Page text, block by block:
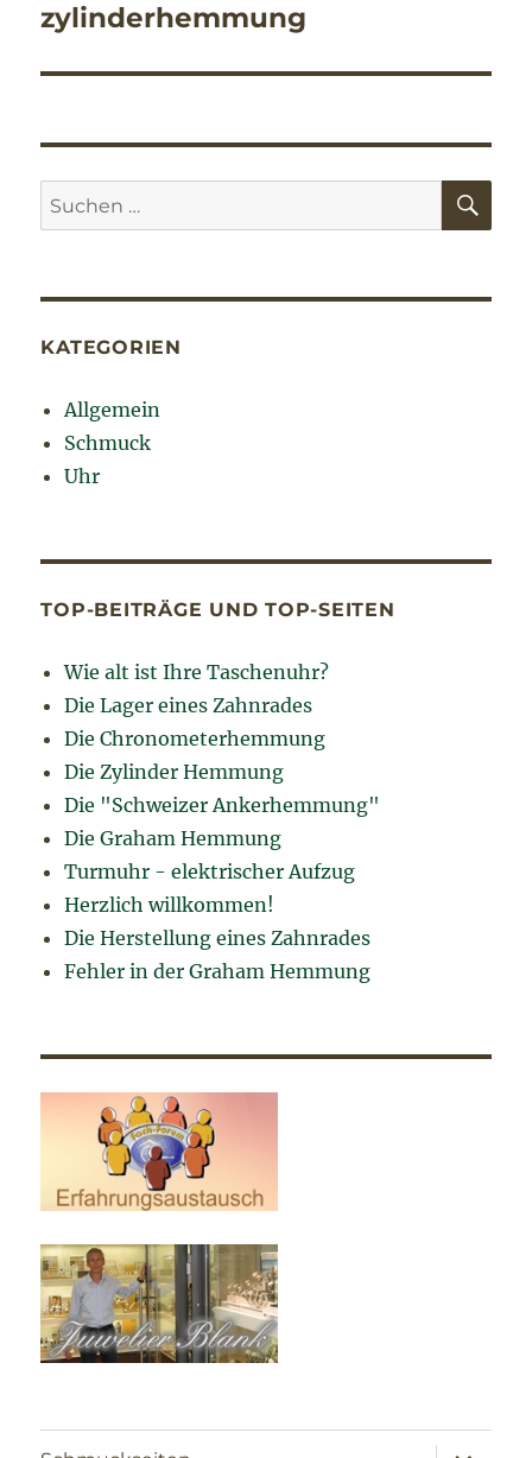
zylinderhemmung
Suchen
nach:
KATEGORIEN
Allgemein
Schmuck
Uhr
TOP-BEITRÄGE UND TOP-SEITEN
Wie alt ist Ihre Taschenuhr?
Die Lager eines Zahnrades
Die Chronometerhemmung
Die Zylinder Hemmung
Die "Schweizer Ankerhemmung"
Die Graham Hemmung
Turmuhr - elektrischer Aufzug
Herzlich willkommen!
Die Herstellung eines Zahnrades
Fehler in der Graham Hemmung